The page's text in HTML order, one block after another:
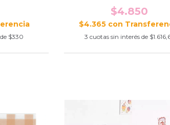
$330
$4.850
$4.365 con
3 cuotas sin interés de